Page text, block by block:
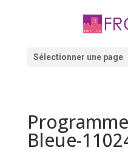
Sélectionner une page
Bleue-